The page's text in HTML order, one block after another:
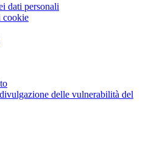
dati personali
cookie
delle vulnerabilità del